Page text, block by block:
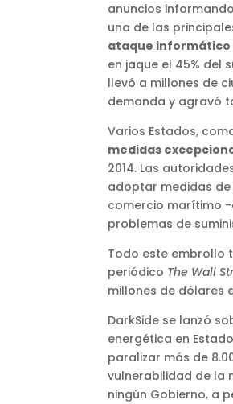
anuncios
una de las
ataque informático
en jaque el 45% del
llevó a millones de
demanda y agravó
Varios Estados,
medidas
2014. Las
adoptar medidas de
comercio marítimo
problemas de
Todo este embrollo
periódico The Wall
millones de dólares
DarkSide se lanzó
energética en
paralizar más de
vulnerabilidad de la
ningún Gobierno, a